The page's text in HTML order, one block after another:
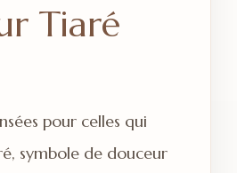
Tiaré
pour celles qui
symbole de douceur